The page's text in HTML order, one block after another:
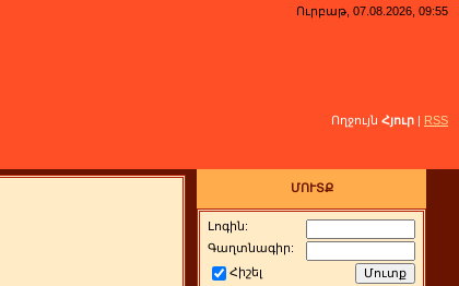
Ուրբաթ, 07.08.2026, 09:55
Ողջույն Հյուր | RSS
ՄՈՒՏՔ
Լոգին:
Գաղտնագիր:
Հիշել